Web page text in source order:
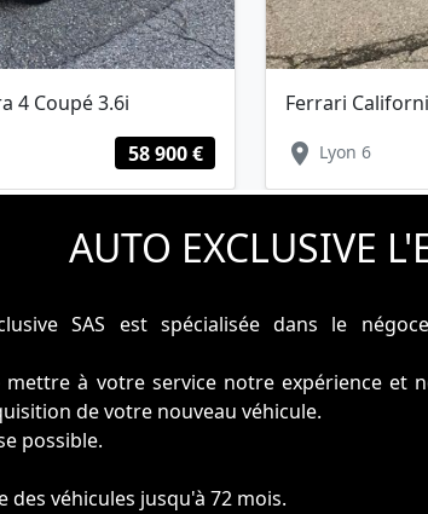
4 Coupé 3.6i
58 900 €
Ferrari
location_on Lyon 6
AUTO EXCLUSIVE
SAS est spécialisée dans le
à votre service notre expérience et
de votre nouveau véhicule.
possible.
des véhicules jusqu'à 72 mois.